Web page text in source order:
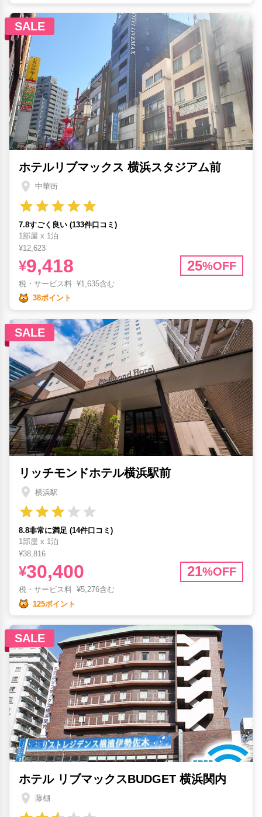
SALE
ホテルリブマックス 横浜スタジアム前
中華街
7.8すごく良い (133件口コミ)
1部屋 x 1泊
¥12,623
¥9,418 25%OFF
税・サービス料 ¥1,635含む
38ポイント
SALE
リッチモンドホテル横浜駅前
横浜駅
8.8非常に満足 (14件口コミ)
1部屋 x 1泊
¥38,816
¥30,400 21%OFF
税・サービス料 ¥5,276含む
125ポイント
SALE
ホテル リブマックスBUDGET 横浜関内
藤棚